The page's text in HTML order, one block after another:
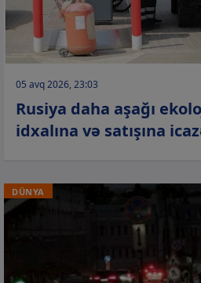
05 avq 2026, 23:03
Rusiya daha aşağı
idxalına və satışına
DÜNYA